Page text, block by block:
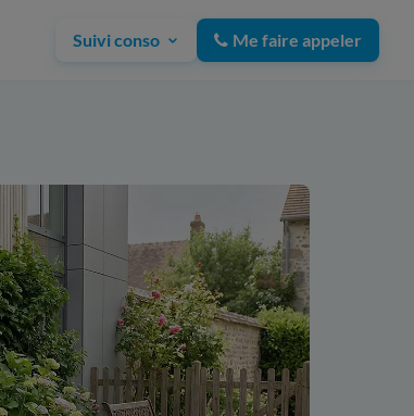
Suivi conso Me faire appeler